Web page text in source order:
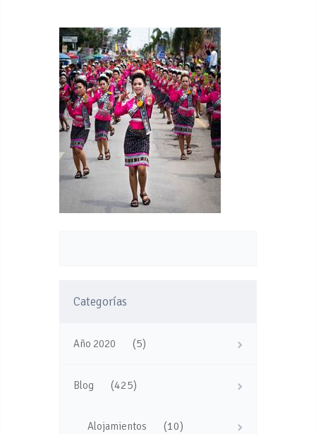
Categorías
Año 2020 (5)
Blog (425)
Alojamientos (10)